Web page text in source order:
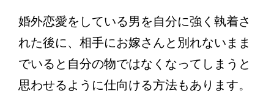
婚外恋愛をしている男を自分に強く執着さ
れた後に、相手にお嫁さんと別れないまま
でいると自分の物ではなくなってしまうと
思わせるように仕向ける方法もあります。